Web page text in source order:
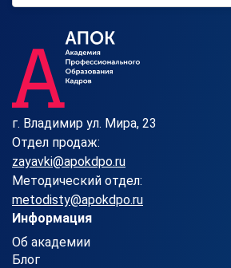
г. Владимир ул. Мира, 23
Отдел продаж:
zayavki@apokdpo.ru
Методический отдел:
metodisty@apokdpo.ru
Информация
Об академии
Блог